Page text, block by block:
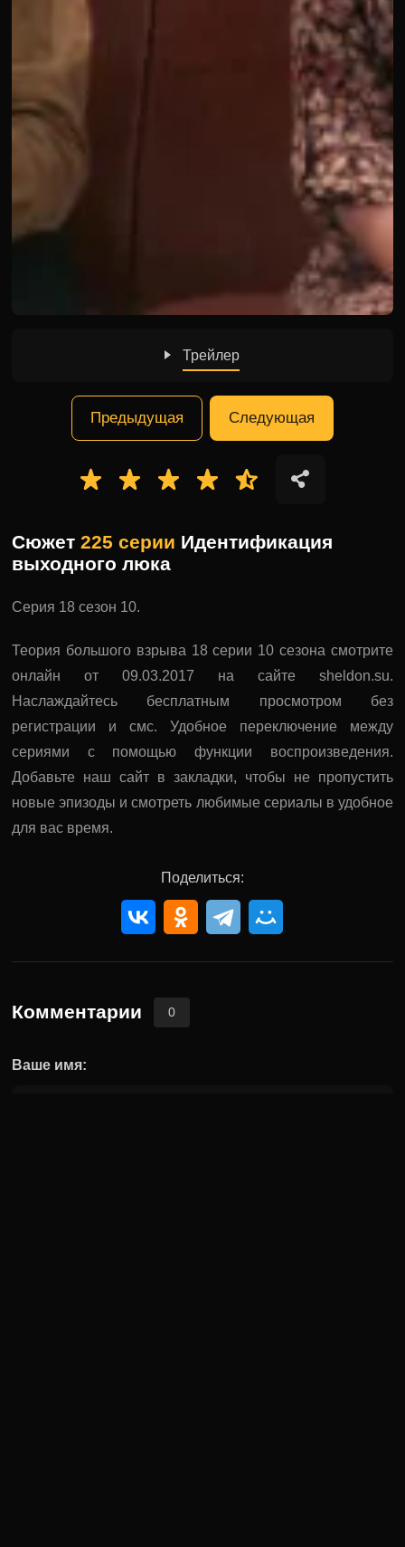
Трейлер
Предыдущая Следующая
Сюжет 225 серии Идентификация
выходного люка
Серия 18 сезон 10.
Теория большого взрыва 18 серии 10 сезона смотрите
онлайн от 09.03.2017 на сайте sheldon.su.
Наслаждайтесь бесплатным просмотром без
регистрации и смс. Удобное переключение между
сериями с помощью функции воспроизведения.
Добавьте наш сайт в закладки, чтобы не пропустить
новые эпизоды и смотреть любимые сериалы в удобное
для вас время.
Поделиться:
Комментарии 0
Ваше имя: